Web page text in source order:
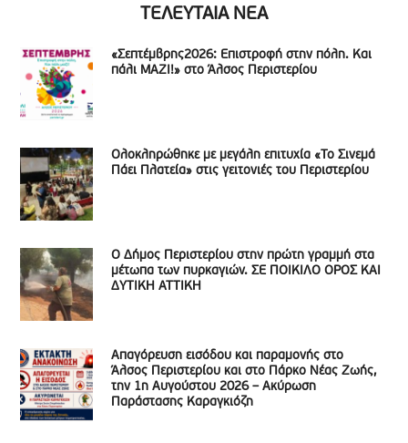
ΤΕΛΕΥΤΑΙΑ ΝΕΑ
«Σεπτέμβρης2026: Επιστροφή στην πόλη. Και
πάλι ΜΑΖΙ!» στο Άλσος Περιστερίου
Ολοκληρώθηκε με μεγάλη επιτυχία «Το Σινεμά
Πάει Πλατεία» στις γειτονιές του Περιστερίου
Ο Δήμος Περιστερίου στην πρώτη γραμμή στα
μέτωπα των πυρκαγιών. ΣΕ ΠΟΙΚΙΛΟ ΟΡΟΣ ΚΑΙ
ΔΥΤΙΚΗ ΑΤΤΙΚΗ
Απαγόρευση εισόδου και παραμονής στο
Άλσος Περιστερίου και στο Πάρκο Νέας Ζωής,
την 1η Αυγούστου 2026 – Ακύρωση
Παράστασης Καραγκιόζη